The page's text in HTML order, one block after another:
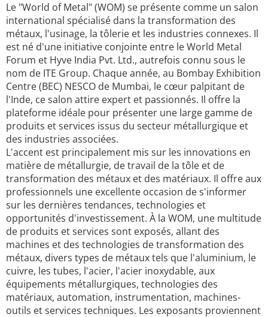
Le "World of Metal" (WOM) se présente comme un salon
international spécialisé dans la transformation des
métaux, l'usinage, la tôlerie et les industries connexes. Il
est né d'une initiative conjointe entre le World Metal
Forum et Hyve India Pvt. Ltd., autrefois connu sous le
nom de ITE Group. Chaque année, au Bombay Exhibition
Centre (BEC) NESCO de Mumbai, le cœur palpitant de
l'Inde, ce salon attire expert et passionnés. Il offre la
plateforme idéale pour présenter une large gamme de
produits et services issus du secteur métallurgique et
des industries associées.
L'accent est principalement mis sur les innovations en
matière de métallurgie, de travail de la tôle et de
transformation des métaux et des matériaux. Il offre aux
professionnels une excellente occasion de s'informer
sur les dernières tendances, technologies et
opportunités d'investissement. À la WOM, une multitude
de produits et services sont exposés, allant des
machines et des technologies de transformation des
métaux, divers types de métaux tels que l'aluminium, le
cuivre, les tubes, l'acier, l'acier inoxydable, aux
équipements métallurgiques, technologies des
matériaux, automation, instrumentation, machines-
outils et services techniques. Les exposants proviennent